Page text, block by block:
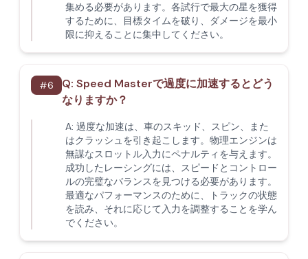
集める必要があります。各試行で最大の星を獲得
するために、目標タイムを破り、ダメージを最小
限に抑えることに集中してください。
#6 Q: Speed Masterで過度に加速するとどう
なりますか？
A: 過度な加速は、車のスキッド、スピン、また
はクラッシュを引き起こします。物理エンジンは
無謀なスロットル入力にペナルティを与えます。
成功したレーシングには、スピードとコントロー
ルの完璧なバランスを見つける必要があります。
最適なパフォーマンスのために、トラックの状態
を読み、それに応じて入力を調整することを学ん
でください。